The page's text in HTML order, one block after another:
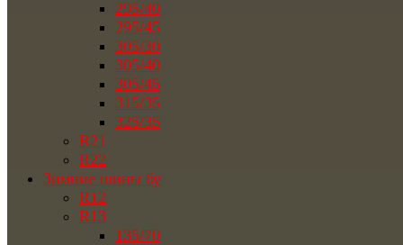
295/40
295/45
305/30
305/40
305/45
315/35
325/35
R21
R22
Зимние шины бу
R12
R13
135/70